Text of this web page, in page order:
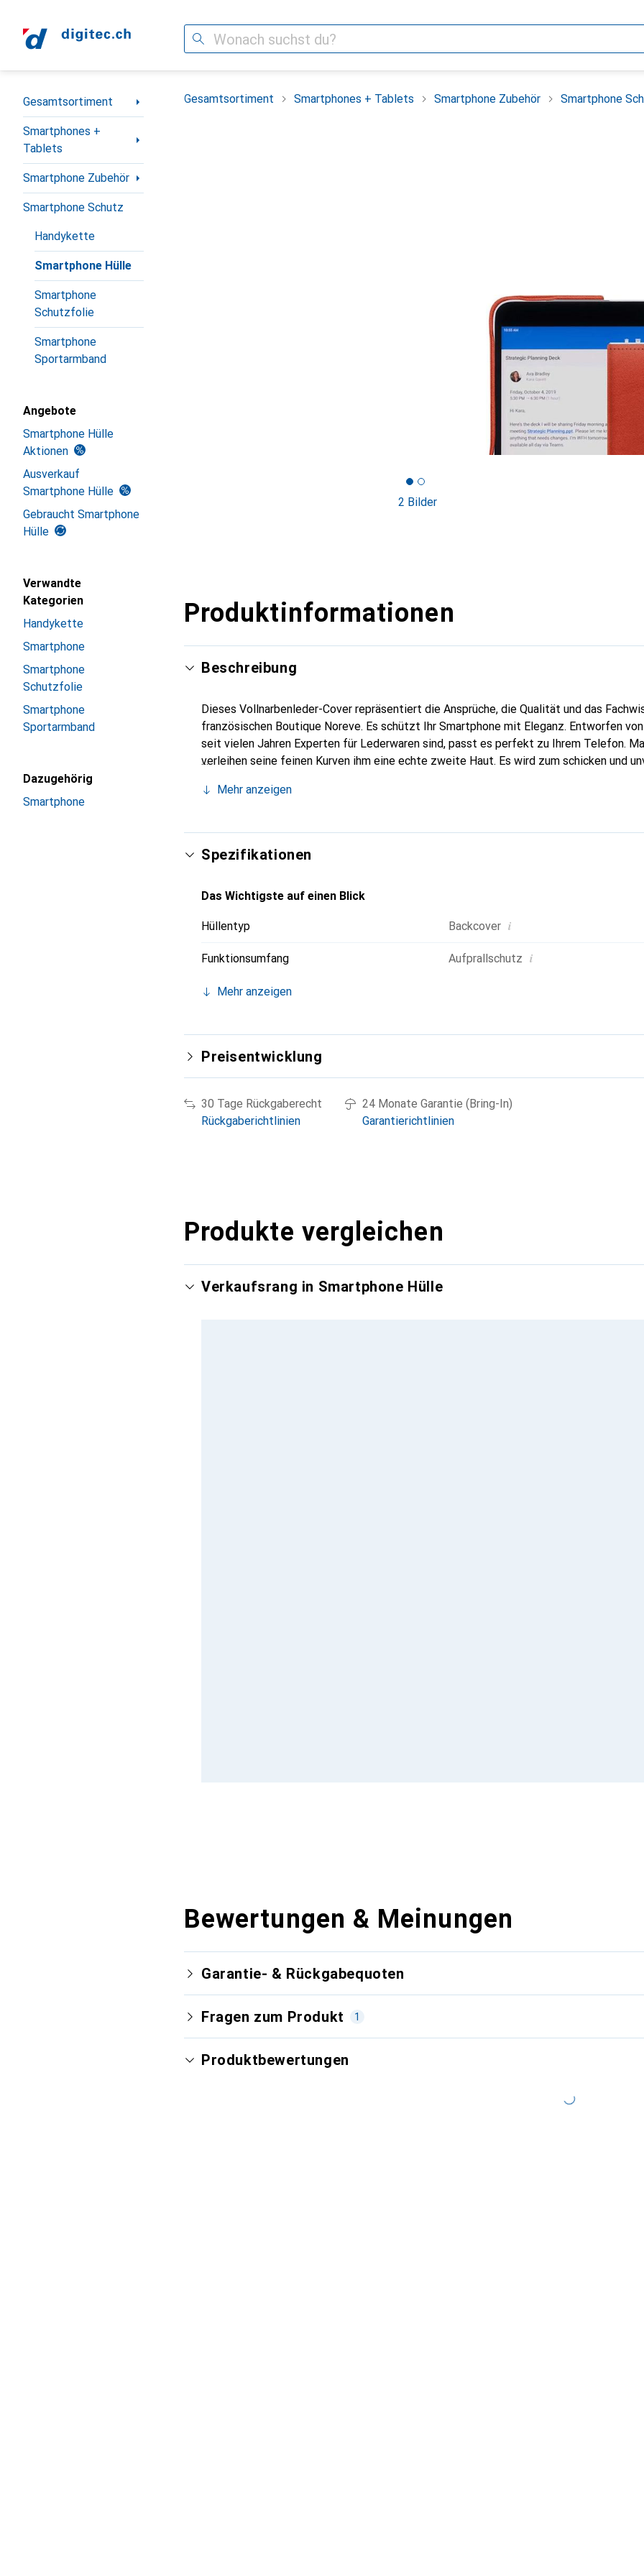
Suche
Navigation nach Kategorien
Gesamtsortiment
Smartphones +
Tablets
Smartphone Zubehör
Smartphone Schutz
Handykette
Smartphone Hülle
Smartphone
Schutzfolie
Smartphone
Sportarmband
Angebote
Smartphone Hülle
Aktionen
Ausverkauf
Smartphone Hülle
Gebraucht Smartphone
Hülle
Verwandte
Kategorien
Handykette
Smartphone
Smartphone
Schutzfolie
Smartphone
Sportarmband
Dazugehörig
Smartphone
Gesamtsortiment Smartphones + Tablets Smartphone Zubehör Smartphone
2 Bilder
Produktinformationen
Beschreibung
Dieses Vollnarbenleder-Cover repräsentiert die Ansprüche, die Qualität und das
französischen Boutique Noreve. Es schützt Ihr Smartphone mit Eleganz. Entworfen
seit vielen Jahren Experten für Lederwaren sind, passt es perfekt zu Ihrem Telefon.
verleihen seine feinen Kurven ihm eine echte zweite Haut. Es wird zum schicken und
eine sichere Wahl für eine anspruchsvolle Klientel.
Mehr anzeigen
Spezifikationen
Das Wichtigste auf einen Blick
Hüllentyp Backcover i
Funktionsumfang Aufprallschutz i
Mehr anzeigen
Preisentwicklung
30 Tage Rückgaberecht
Rückgaberichtlinien
24 Monate Garantie (Bring-In)
Garantierichtlinien
Produkte vergleichen
Verkaufsrang in Smartphone Hülle
Bewertungen & Meinungen
Garantie- & Rückgabequoten
Fragen zum Produkt 1
Produktbewertungen